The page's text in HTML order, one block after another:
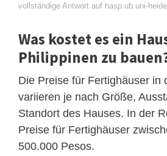
vollständige Antwort auf hasp.ub.uni-
Was kostet es ein
Philippinen zu
Die Preise für Fertighäuser in
variieren je nach Größe,
Standort des Hauses. In der
Preise für Fertighäuser
500.000 Pesos.